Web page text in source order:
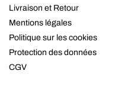
Livraison et Retour
Mentions légales
Politique sur les cookies
Protection des données
CGV